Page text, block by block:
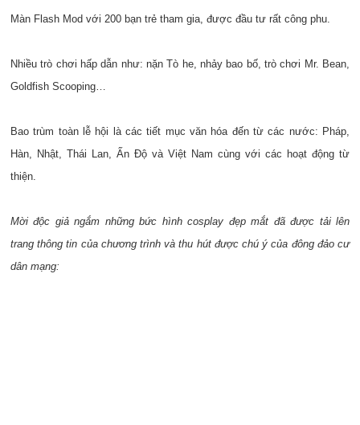
Màn Flash Mod với 200 bạn trẻ tham gia, được đầu tư rất công phu.
Nhiều trò chơi hấp dẫn như: nặn Tò he, nhảy bao bố, trò chơi Mr. Bean,
Goldfish Scooping…
Bao trùm toàn lễ hội là các tiết mục văn hóa đến từ các nước: Pháp,
Hàn, Nhật, Thái Lan, Ấn Độ và Việt Nam cùng với các hoạt động từ
thiện.
Mời độc giả ngắm những bức hình cosplay đẹp mắt đã được tải lên
trang thông tin của chương trình và thu hút được chú ý của đông đảo cư
dân mạng: